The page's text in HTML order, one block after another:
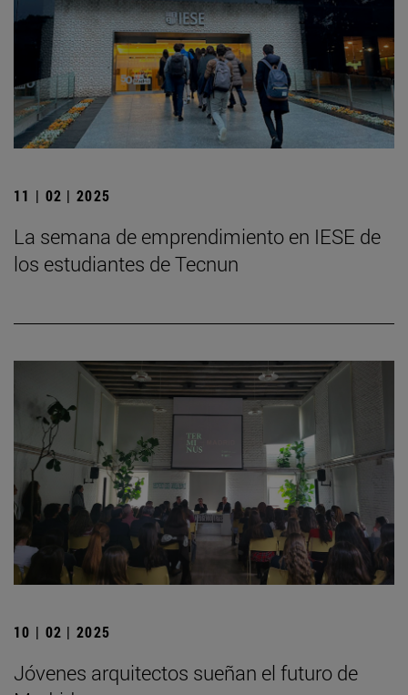
11 | 02 | 2025
La semana de emprendimiento en IESE de
los estudiantes de Tecnun
10 | 02 | 2025
Jóvenes arquitectos sueñan el futuro de